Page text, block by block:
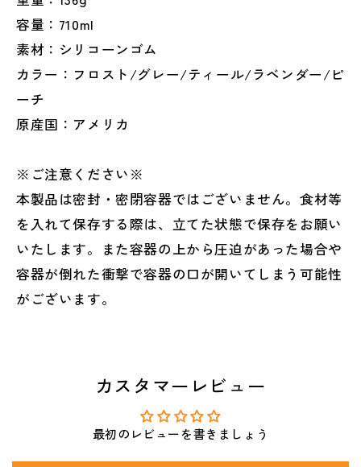
容量：710ml
素材：シリコーンゴム
カラー：フロスト/グレー/ティール/ラベンダー/ピ
ーチ
原産国：アメリカ
※ご注意ください※
本製品は密封・密閉容器ではございません。食材等
を入れて保存する際は、立てた状態で保存をお願い
いたします。また容器の上から圧迫があった場合や
容器が倒れた衝撃で容器の口が開いてしまう可能性
がございます。
カスタマーレビュー
最初のレビューを書きましょう